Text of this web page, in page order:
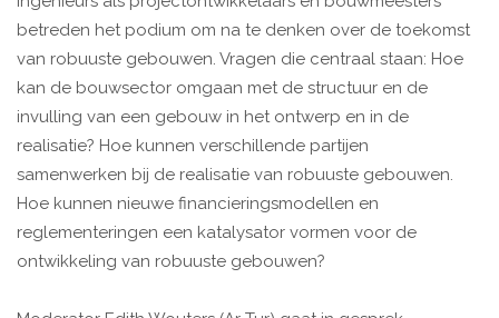
betreden het podium om na te denken over de toekomst
van robuuste gebouwen. Vragen die centraal staan: Hoe
kan de bouwsector omgaan met de structuur en de
invulling van een gebouw in het ontwerp en in de
realisatie? Hoe kunnen verschillende partijen
samenwerken bij de realisatie van robuuste gebouwen.
Hoe kunnen nieuwe financieringsmodellen en
reglementeringen een katalysator vormen voor de
ontwikkeling van robuuste gebouwen?